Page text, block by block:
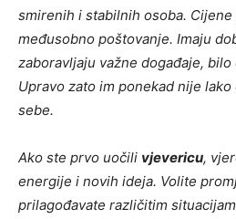
smirenih i stabilnih osoba.
međusobno poštovanje. Imaju
zaboravljaju važne događaje,
Upravo zato im ponekad nije
sebe.
Ako ste prvo uočili vjevericu,
energije i novih ideja. Volite
prilagođavate različitim